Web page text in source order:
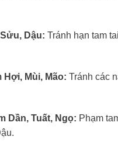
Dậu: Tránh hạn tam
Hợi, Mùi, Mão: Tránh các
Dần, Tuất, Ngọ: Phạm